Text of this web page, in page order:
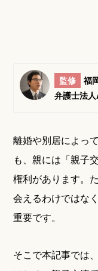
監修
福
弁護士法
離婚や別居によっ
も、親には「親子
権利があります。
会えるわけではな
重要です。
そこで本記事では